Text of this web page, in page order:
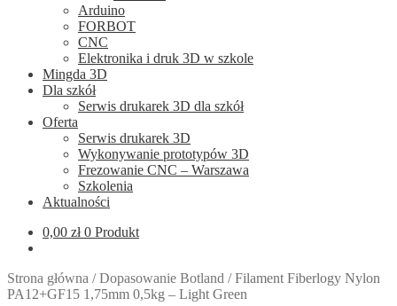
Arduino
FORBOT
CNC
Elektronika i druk 3D w szkole
Mingda 3D
Dla szkół
Serwis drukarek 3D dla szkół
Oferta
Serwis drukarek 3D
Wykonywanie prototypów 3D
Frezowanie CNC – Warszawa
Szkolenia
Aktualności
0,00 zł 0 Produkt
Strona główna /Dopasowanie Botland /Filament Fiberlogy Nylon
PA12+GF15 1,75mm 0,5kg – Light Green